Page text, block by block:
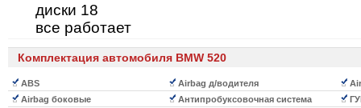
диски 18
все работает
Комплектация автомобиля BMW 520
ABS Airbag д/водителя
Airbag боковые
Антипробуксовочная система